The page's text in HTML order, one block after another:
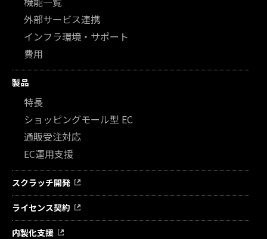
外部サービス連携
インフラ環境・サポート
費用
製品
特長
ショッピングモール型 EC
通販受注対応
EC運用支援
スクラッチ開発
ライセンス契約
内製化支援